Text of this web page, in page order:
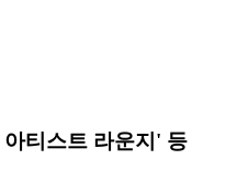
티스트 라운지' 등